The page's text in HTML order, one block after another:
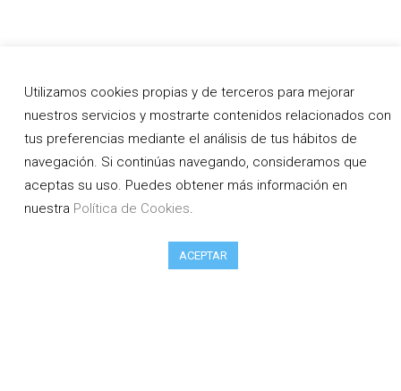
Utilizamos cookies propias y de terceros para mejorar
nuestros servicios y mostrarte contenidos relacionados con
tus preferencias mediante el análisis de tus hábitos de
navegación. Si continúas navegando, consideramos que
aceptas su uso. Puedes obtener más información en
nuestra Política de Cookies.
ACEPTAR